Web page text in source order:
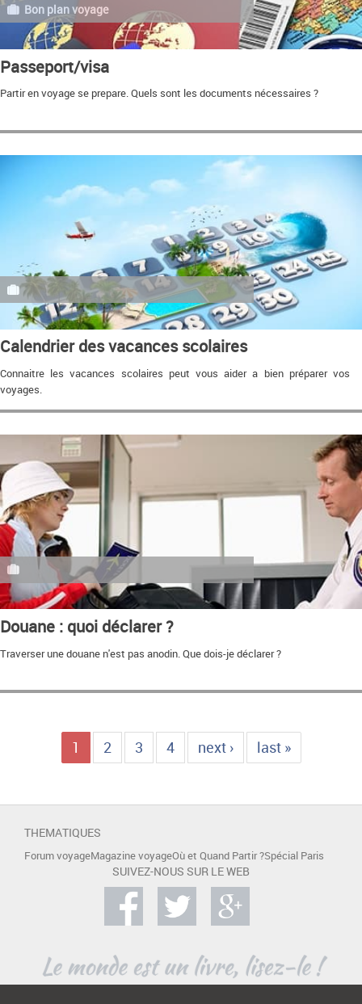
Bon plan voyage
Passeport/visa
Partir en voyage se prepare. Quels sont les documents nécessaires ?
Calendrier des vacances scolaires
Connaitre les vacances scolaires peut vous aider a bien préparer vos
voyages.
Douane : quoi déclarer ?
Traverser une douane n'est pas anodin. Que dois-je déclarer ?
1 2 3 4 next › last »
THEMATIQUES
Forum voyageMagazine voyageOù et Quand Partir ?Spécial Paris
SUIVEZ-NOUS SUR LE WEB